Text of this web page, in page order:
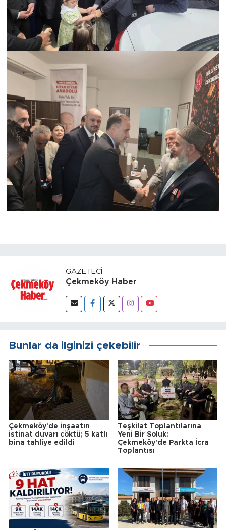
GAZETECI
Çekmeköy Haber
Bunlar da ilginizi çekebilir
Çekmeköy'de inşaatın
istinat duvarı çöktü; 5 katlı
bina tahliye edildi
Teşkilat Toplantılarına
Yeni Bir Soluk:
Çekmeköy'de Parkta İcra
Toplantısı